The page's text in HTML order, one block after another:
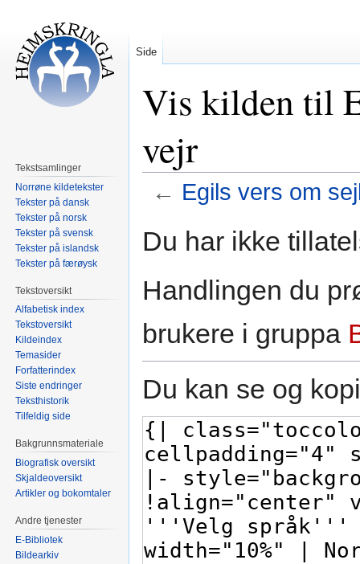
Vis kilden til
vejr
← Egils vers om
Du har ikke
Handlingen du
brukere i gruppa
Du kan se og
Side
Tekstsamlinger
Norrøne kildetekster
Tekster på dansk
Tekster på norsk
Tekster på svensk
Tekster på islandsk
Tekster på færøysk
Tekstoversikt
Alfabetisk index
Tekstoversikt
Kildeindex
Temasider
Forfatterindex
Siste endringer
Teksthistorik
Tilfeldig side
Bakgrunnsmateriale
Biografisk oversikt
Skjaldeoversikt
Artikler og bokomtaler
Andre tjenester
E-Bibliotek
Bildearkiv